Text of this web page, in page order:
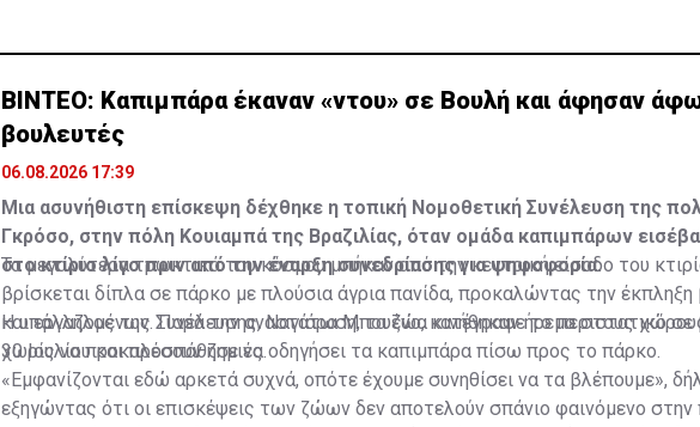
ΒΙΝΤΕΟ: Καπιμπάρα έκαναν «ντου» σε Βουλή και άφησαν
βουλευτές
06.08.2026 17:39
Μια ασυνήθιστη επίσκεψη δέχθηκε η τοπική Νομοθετική Συνέλευση της
Γκρόσο, στην πόλη Κουιαμπά της Βραζιλίας, όταν ομάδα καπιμπάρων
στο κτίριο λίγο πριν από την έναρξη συνεδρίασης για ψηφοφορία.
Τα μεγαλύτερα τρωκτικά του κόσμου μπήκαν από την κεντρική είσοδο του
βρίσκεται δίπλα σε πάρκο με πλούσια άγρια πανίδα, προκαλώντας την
και εργαζομένων. Παρά την αναστάτωση, τα ζώα κινήθηκαν ήρεμα στους
χωρίς να προκαλέσουν ζημιές.
Η υπάλληλος της Συνέλευσης, Ναγιάρα Μπουένο, κατέγραψε το περιστατικό σε
30 Ιουλίου και προσπάθησε να οδηγήσει τα καπιμπάρα πίσω προς το πάρκο.
«Εμφανίζονται εδώ αρκετά συχνά, οπότε έχουμε συνηθίσει να τα βλέπουμε»,
εξηγώντας ότι οι επισκέψεις των ζώων δεν αποτελούν σπάνιο φαινόμενο στην